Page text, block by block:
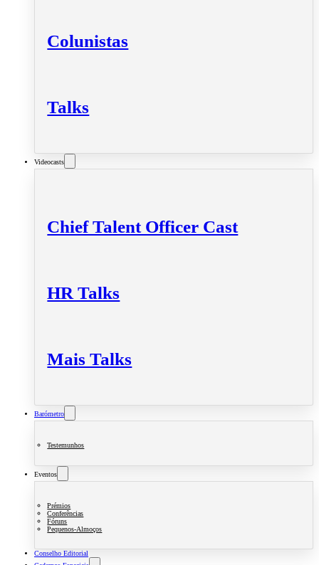
Colunistas
Talks
Videocasts
Chief Talent Officer Cast
HR Talks
Mais Talks
Barómetro
Testemunhos
Eventos
Prémios
Conferências
Fóruns
Pequenos-Almoços
Conselho Editorial